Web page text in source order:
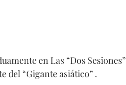
en Las “Dos Sesiones”
del “Gigante asiático” .